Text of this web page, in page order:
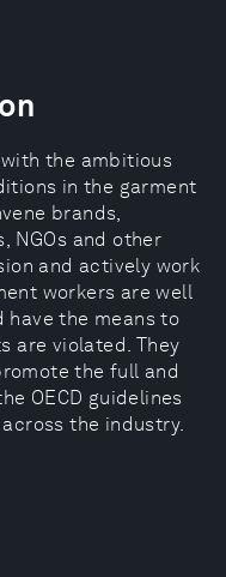
with the ambitious
in the garment
brands,
NGOs and other
and actively work
workers are well
have the means to
are violated. They
the full and
OECD guidelines
the industry.